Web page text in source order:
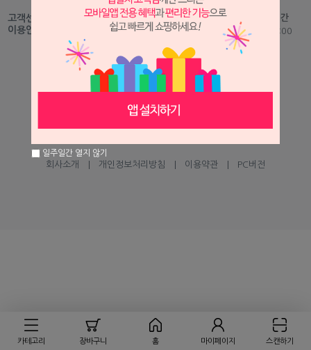
카테고리 장바구니 홈 마이페이지 스캔하기
고객센터
이용안내
1599-2875
Fax : 051-465-5459
help@seilglobal.co.kr
고객센터 운영시간
평일 09:00 - 18:00
1:1 문의하기 고객센터
㈜세일글로발
회사소개 개인정보처리방침 이용약관 PC버전
일주일간 열지 않기